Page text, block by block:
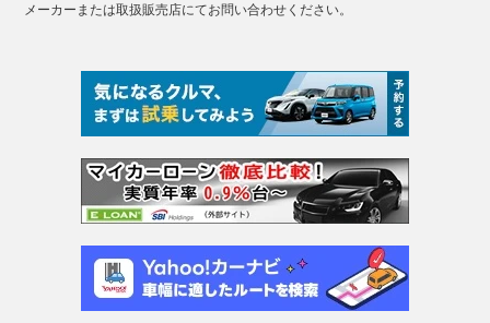
メーカーまたは取扱販売店にてお問い合わせください。